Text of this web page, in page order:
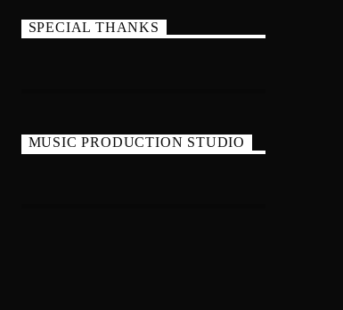
SPECIAL THANKS
MUSIC PRODUCTION STUDIO